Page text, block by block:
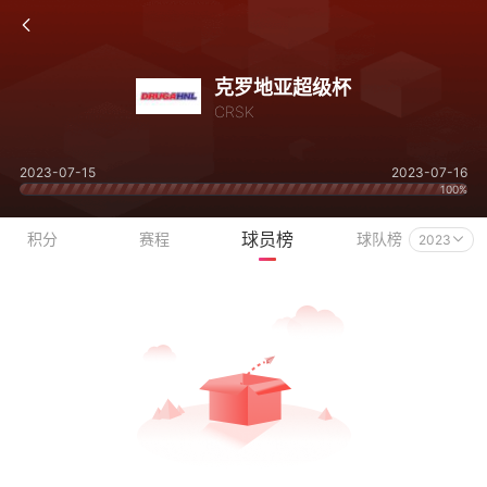
克罗地亚超级杯
CRSK
2023-07-15 2023-07-16
100%
积分 赛程 球员榜 球队榜 2023